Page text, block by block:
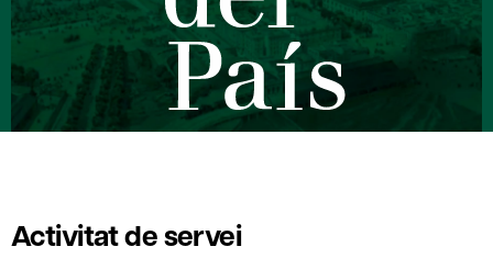
Activitat de servei